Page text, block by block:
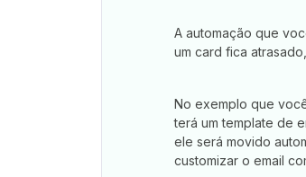
A automação que
um card fica
No exemplo que
terá um template de
ele será movido
customizar o email